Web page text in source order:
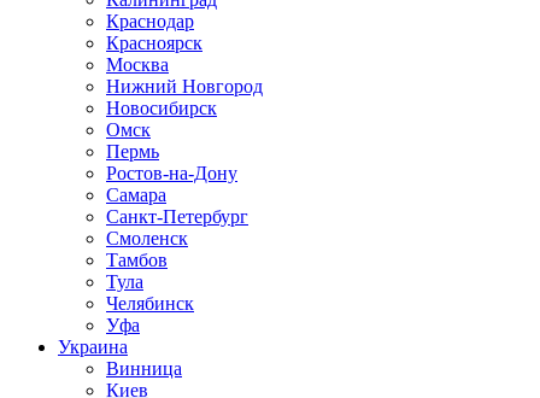
Краснодар
Красноярск
Москва
Нижний Новгород
Новосибирск
Омск
Пермь
Ростов-на-Дону
Самара
Санкт-Петербург
Смоленск
Тамбов
Тула
Челябинск
Уфа
Украина
Винница
Киев